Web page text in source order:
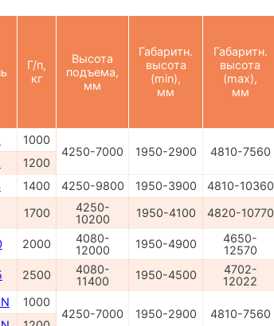
Г/п,
кг
Высота
подъема,
мм
Габаритн.
высота
(min),
мм
Габаритн.
высота
(max),
мм
1000
4250-7000
1950-2900 4810-7560
1200
1400 4250-9800 1950-3900 4810-10360
1700
4250-
10200
1950-4100 4820-10770
2000
4080-
12000
1950-4900
4650-
12570
2500
4080-
11400
1950-4500
4702-
12022
1000
4250-7000
1950-2900 4810-7560